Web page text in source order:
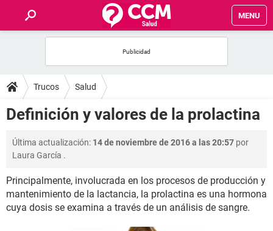
MENU
FOROS
SALUD
FAMILIA
BIENESTAR
Trucos Salud
Definición y valores de la prolactina
Última actualización: 14 de noviembre de 2016 a las 20:57 por
Laura García .
Principalmente, involucrada en los procesos de producción y
mantenimiento de la lactancia, la prolactina es una hormona
cuya dosis se examina a través de un análisis de sangre.